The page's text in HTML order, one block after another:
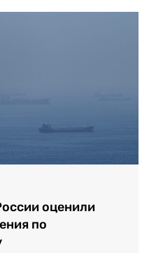
оценили
по